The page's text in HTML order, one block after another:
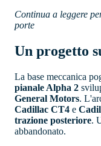
Continua a leggere
porte
Un progetto
La base meccanica
pianale Alpha 2
General Motors.
Cadillac CT4 e
trazione posteriore.
abbandonato.